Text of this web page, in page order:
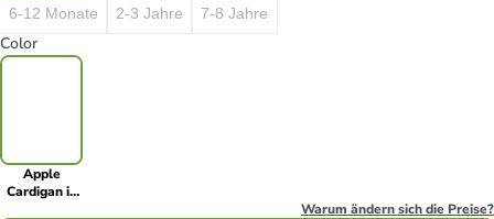
6-12 Monate 2-3 Jahre 7-8 Jahre
Color
Apple
Cardigan in
Warum ändern sich die Preise?